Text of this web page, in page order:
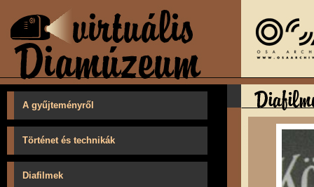
A gyűjteményről
Történet és technikák
Diafilmek